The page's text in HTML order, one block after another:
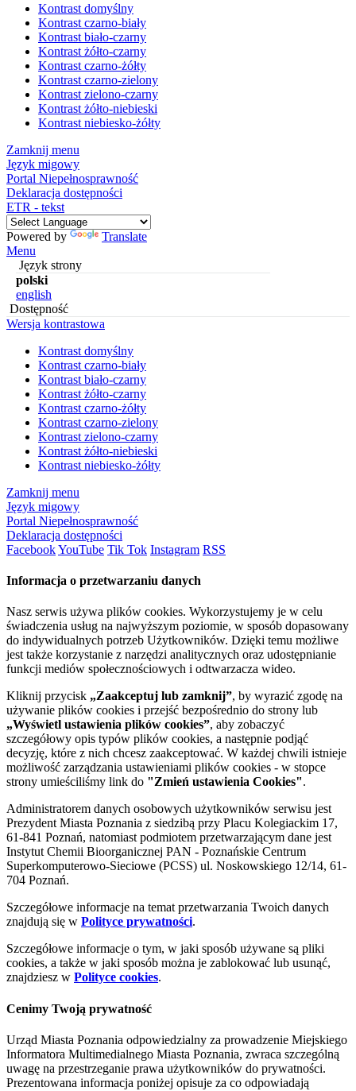
Kontrast domyślny
Kontrast czarno-biały
Kontrast biało-czarny
Kontrast żółto-czarny
Kontrast czarno-żółty
Kontrast czarno-zielony
Kontrast zielono-czarny
Kontrast żółto-niebieski
Kontrast niebiesko-żółty
Zamknij menu
Język migowy
Portal Niepełnosprawność
Deklaracja dostępności
ETR - tekst
Powered by
Translate
Menu
Język strony
polski
english
Dostępność
Wersja kontrastowa
Kontrast domyślny
Kontrast czarno-biały
Kontrast biało-czarny
Kontrast żółto-czarny
Kontrast czarno-żółty
Kontrast czarno-zielony
Kontrast zielono-czarny
Kontrast żółto-niebieski
Kontrast niebiesko-żółty
Zamknij menu
Język migowy
Portal Niepełnosprawność
Deklaracja dostępności
FacebookYouTube Tik Tok Instagram RSS
Informacja o przetwarzaniu danych
Nasz serwis używa plików cookies. Wykorzystujemy je w celu
świadczenia usług na najwyższym poziomie, w sposób dopasowany
do indywidualnych potrzeb Użytkowników. Dzięki temu możliwe
jest także korzystanie z narzędzi analitycznych oraz udostępnianie
funkcji mediów społecznościowych i odtwarzacza wideo.
Kliknij przycisk „Zaakceptuj lub zamknij”, by wyrazić zgodę na
używanie plików cookies i przejść bezpośrednio do strony lub
„Wyświetl ustawienia plików cookies”, aby zobaczyć
szczegółowy opis typów plików cookies, a następnie podjąć
decyzję, które z nich chcesz zaakceptować. W każdej chwili istnieje
możliwość zarządzania ustawieniami plików cookies - w stopce
strony umieściliśmy link do "Zmień ustawienia Cookies".
Administratorem danych osobowych użytkowników serwisu jest
Prezydent Miasta Poznania z siedzibą przy Placu Kolegiackim 17,
61-841 Poznań, natomiast podmiotem przetwarzającym dane jest
Instytut Chemii Bioorganicznej PAN - Poznańskie Centrum
Superkomputerowo-Sieciowe (PCSS) ul. Noskowskiego 12/14, 61-
704 Poznań.
Szczegółowe informacje na temat przetwarzania Twoich danych
znajdują się w Polityce prywatności.
Szczegółowe informacje o tym, w jaki sposób używane są pliki
cookies, a także w jaki sposób można je zablokować lub usunąć,
znajdziesz w Polityce cookies.
Cenimy Twoją prywatność
Urząd Miasta Poznania odpowiedzialny za prowadzenie Miejskiego
Informatora Multimedialnego Miasta Poznania, zwraca szczególną
uwagę na przestrzeganie prawa użytkowników do prywatności.
Prezentowana informacja poniżej opisuje za co odpowiadają